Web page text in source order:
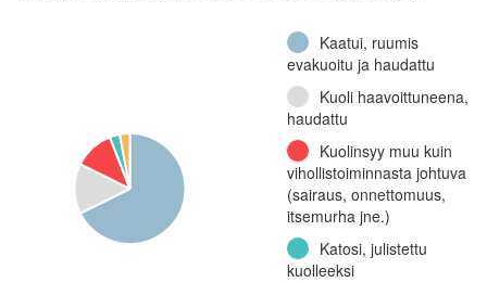
Jalkaväkirykmentti
12, 1.
konekiväärikomppania
(Jatkosota)
29, 3. komppania
(Jatkosota)
Sissipataljoona 1, 2.
komppania (Jatkosota)
Jalkaväkirykmentti 9,
Kaatui, ruumis
evakuoitu ja haudattu
Kuoli haavoittuneena,
haudattu
Kuolinsyy muu kuin
vihollistoiminnasta johtuva
(sairaus, onnettomuus,
itsemurha jne.)
Katosi, julistettu
kuolleeksi